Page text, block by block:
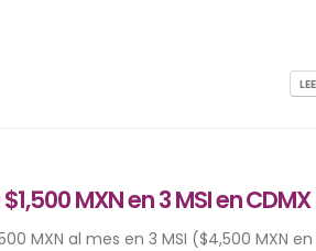
$1,500 MXN en 3 MSI en CDMX
MXN al mes en 3 MSI ($4,500 MXN